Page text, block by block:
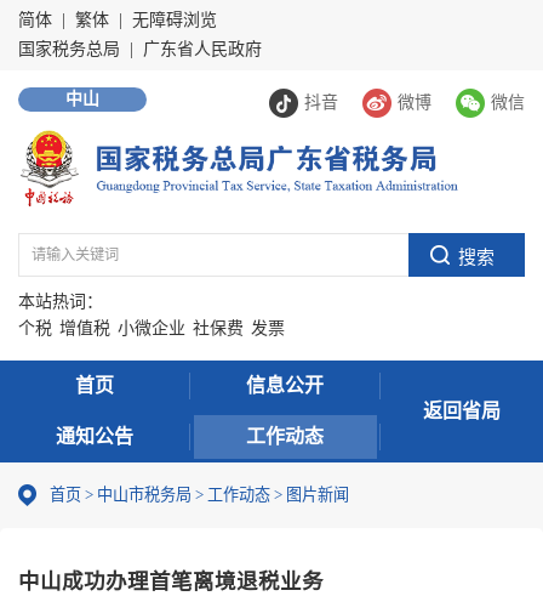
简体 繁体
无障碍浏览
国家税务总局
广东省人民政府
抖音 微博 微信
中山
本站热词：
个税 增值税 小微企业 社保费 发票
首页 信息公开
通知公告 工作动态
返回省局
首页 > 中山市税务局 > 工作动态 > 图片新闻
中山成功办理首笔离境退税业务